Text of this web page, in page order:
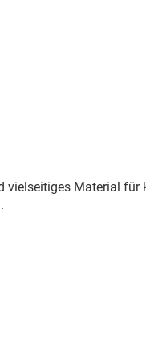
Material für